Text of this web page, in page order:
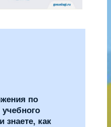
по
учебного
знаете, как